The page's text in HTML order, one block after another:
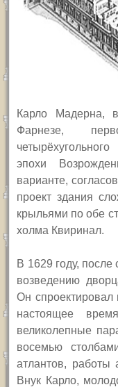
Карло Мадерна,
Фарнезе,
эпохи
варианте,
проект здания
крыльями по обе
холма Квиринал.
В 1629 году,
возведению
Он
настоящее
великолепные
восемью
атлантов, работы
Внук Карло,